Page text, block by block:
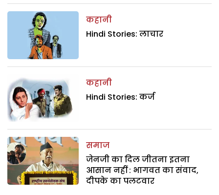
कहानी
Hindi Stories: लाचार
कहानी
Hindi Stories: कर्ज
समाज
जेनजी का दिल जीतना इतना
आसान नहीं : भागवत का संवाद,
दीपके का पलटवार